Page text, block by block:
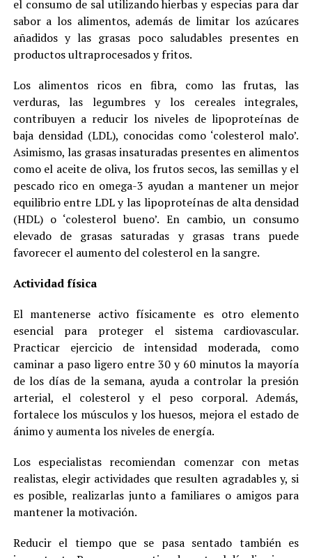
el consumo de sal utilizando hierbas y especias para dar
sabor a los alimentos, además de limitar los azúcares
añadidos y las grasas poco saludables presentes en
productos ultraprocesados y fritos.
Los alimentos ricos en fibra, como las frutas, las
verduras, las legumbres y los cereales integrales,
contribuyen a reducir los niveles de lipoproteínas de
baja densidad (LDL), conocidas como ‘colesterol malo’.
Asimismo, las grasas insaturadas presentes en alimentos
como el aceite de oliva, los frutos secos, las semillas y el
pescado rico en omega-3 ayudan a mantener un mejor
equilibrio entre LDL y las lipoproteínas de alta densidad
(HDL) o ‘colesterol bueno’. En cambio, un consumo
elevado de grasas saturadas y grasas trans puede
favorecer el aumento del colesterol en la sangre.
Actividad física
El mantenerse activo físicamente es otro elemento
esencial para proteger el sistema cardiovascular.
Practicar ejercicio de intensidad moderada, como
caminar a paso ligero entre 30 y 60 minutos la mayoría
de los días de la semana, ayuda a controlar la presión
arterial, el colesterol y el peso corporal. Además,
fortalece los músculos y los huesos, mejora el estado de
ánimo y aumenta los niveles de energía.
Los especialistas recomiendan comenzar con metas
realistas, elegir actividades que resulten agradables y, si
es posible, realizarlas junto a familiares o amigos para
mantener la motivación.
Reducir el tiempo que se pasa sentado también es